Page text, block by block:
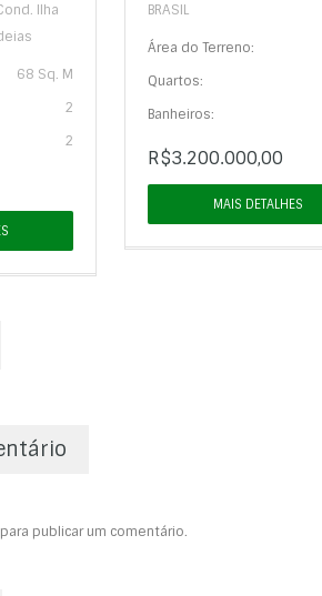
Ilha
68 Sq. M
2
2
BRASIL
Área do Terreno:
Quartos:
Banheiros:
R$3.200.000,00
MAIS DETALHES
para publicar um comentário.